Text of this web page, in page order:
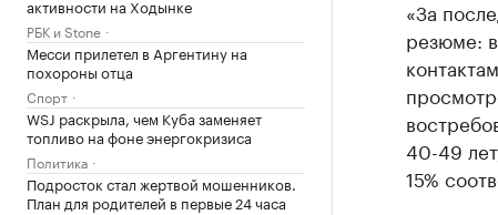
активности на Ходынке
РБК и Stone
Месси прилетел в Аргентину на
похороны отца
Спорт
WSJ раскрыла, чем Куба заменяет
топливо на фоне энергокризиса
Политика
Подросток стал жертвой мошенников.
План для родителей в первые 24 часа
«За
резюме:
40-49
15%